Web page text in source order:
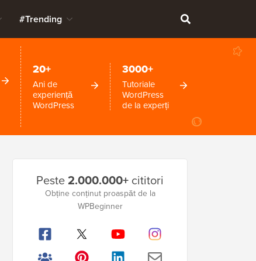
#Trending
20+
Ani de
experiență
WordPress
3000+
Tutoriale
WordPress
de la experți
laterală
Peste2.000.000+ cititori
Obține conținut proaspăt de la
WPBeginner